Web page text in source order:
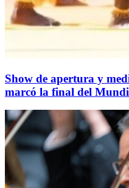
Show de apertura y
marcó la final del